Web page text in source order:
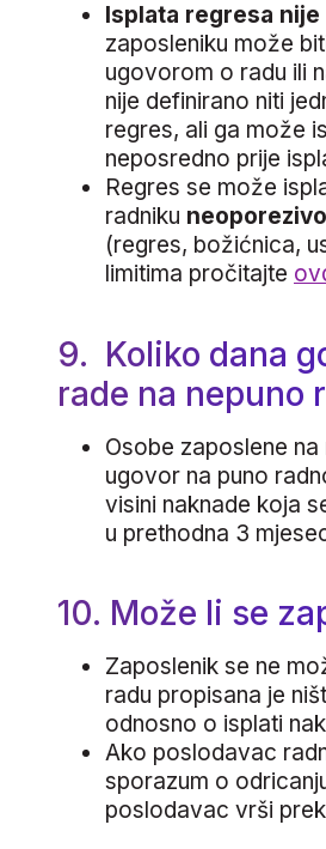
Isplata regresa
zaposleniku može
ugovorom o radu ili
nije definirano niti
regres, ali ga može
neposredno prije
Regres se može
radniku
(regres, božićnica,
limitima pročitajte
9. Koliko dana
rade na nepuno
Osobe zaposlene
ugovor na puno
visini naknade koja
u prethodna 3
10. Može li se
Zaposlenik se ne
radu propisana je
odnosno o isplati
Ako poslodavac
sporazum o
poslodavac vrši